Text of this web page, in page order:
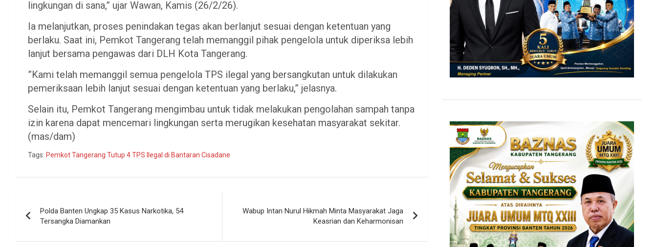
lingkungan di sana,” ujar Wawan, Kamis (26/2/26).
Ia melanjutkan, proses penindakan tegas akan berlanjut sesuai dengan ketentuan yang
berlaku. Saat ini, Pemkot Tangerang telah memanggil pihak pengelola untuk diperiksa lebih
lanjut bersama pengawas dari DLH Kota Tangerang.
”Kami telah memanggil semua pengelola TPS ilegal yang bersangkutan untuk dilakukan
pemeriksaan lebih lanjut sesuai dengan ketentuan yang berlaku,” jelasnya.
Selain itu, Pemkot Tangerang mengimbau untuk tidak melakukan pengolahan sampah tanpa
izin karena dapat mencemari lingkungan serta merugikan kesehatan masyarakat sekitar.
(mas/dam)
Tags: Pemkot Tangerang Tutup 4 TPS Ilegal di Bantaran Cisadane
pos
Polda Banten Ungkap 35 Kasus Narkotika, 54
Tersangka Diamankan
Wabup Intan Nurul Hikmah Minta Masyarakat Jaga
Keasrian dan Keharmonisan